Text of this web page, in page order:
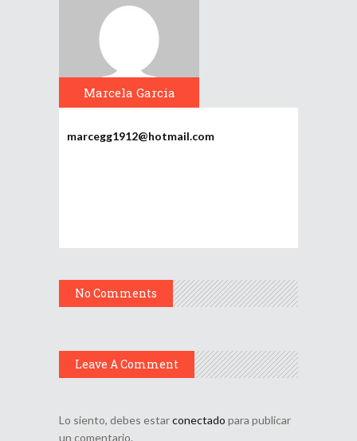
Marcela Garcia
marcegg1912@hotmail.com
No Comments
Leave A Comment
Lo siento, debes estarconectado para publicar
un comentario.